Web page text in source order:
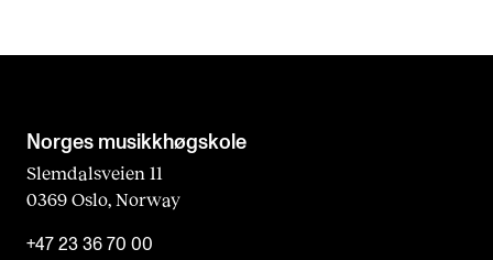
Norges musikk­høgskole
Slemdalsveien 11
0369 Oslo, Norway
+47 23 36 70 00